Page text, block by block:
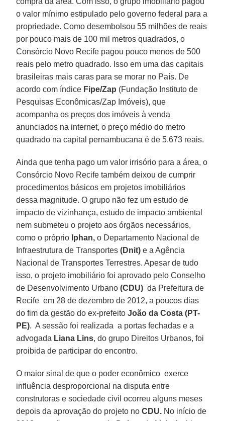
o valor mínimo estipulado pelo governo federal para a
propriedade. Como desembolsou 55 milhões de reais
por pouco mais de 100 mil metros quadrados, o
Consórcio Novo Recife pagou pouco menos de 500
reais pelo metro quadrado. Isso em uma das capitais
brasileiras mais caras para se morar no País. De
acordo com índice Fipe/Zap (Fundação Instituto de
Pesquisas Econômicas/Zap Imóveis), que
acompanha os preços dos imóveis à venda
anunciados na internet, o preço médio do metro
quadrado na capital pernambucana é de 5.673 reais.
Ainda que tenha pago um valor irrisório para a área, o
Consórcio Novo Recife também deixou de cumprir
procedimentos básicos em projetos imobiliários
dessa magnitude. O grupo não fez um estudo de
impacto de vizinhança, estudo de impacto ambiental
nem submeteu o projeto aos órgãos necessários,
como o próprio Iphan, o Departamento Nacional de
Infraestrutura de Transportes(Dnit) e a Agência
Nacional de Transportes Terrestres. Apesar de tudo
isso, o projeto imobiliário foi aprovado pelo Conselho
de Desenvolvimento Urbano(CDU) da Prefeitura de
Recife em 28 de dezembro de 2012, a poucos dias
do fim da gestão do ex-prefeitoJoão da Costa (PT-
PE). A sessão foi realizada a portas fechadas e a
advogada Liana Lins, do grupo Direitos Urbanos, foi
proibida de participar do encontro.
O maior sinal de que o poder econômico exerce
influência desproporcional na disputa entre
construtoras e sociedade civil ocorreu alguns meses
depois da aprovação do projeto noCDU. No início de